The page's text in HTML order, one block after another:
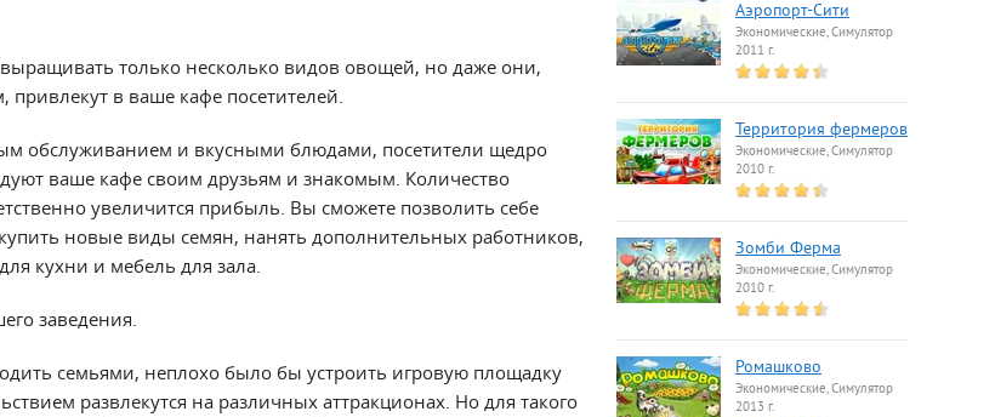
только несколько видов овощей, но даже они,
в ваше кафе посетителей.
обслуживанием и вкусными блюдами, посетители щедро
ваше кафе своим друзьям и знакомым. Количество
увеличится прибыль. Вы сможете позволить себе
новые виды семян, нанять дополнительных работников,
кухни и мебель для зала.
заведения.
семьями, неплохо было бы устроить игровую площадку
развлекутся на различных аттракционах. Но для такого
Аэропорт-Сити
Экономические, Симулятор
2011 г.
Территория фермеров
Экономические, Симулятор
2010 г.
Зомби Ферма
Экономические, Симулятор
2010 г.
Ромашково
Экономические, Симулятор
2013 г.